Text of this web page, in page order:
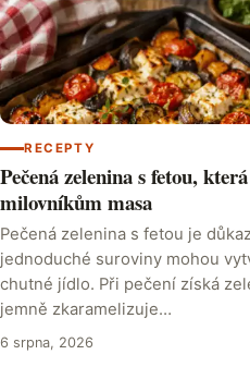
RECEPTY
Pečená zelenina s fetou,
milovníkům masa
Pečená zelenina s fetou je
jednoduché suroviny mohou
chutné jídlo. Při pečení získá
jemně zkaramelizuje…
6 srpna, 2026